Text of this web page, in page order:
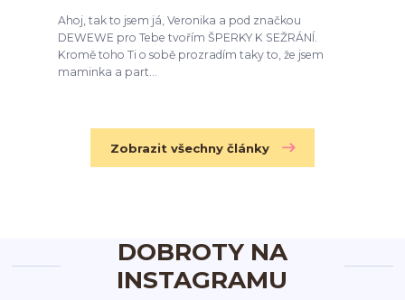
Ahoj, tak to jsem já, Veronika a pod značkou
DEWEWE pro Tebe tvořím ŠPERKY K SEŽRÁNÍ.
Kromě toho Ti o sobě prozradím taky to, že jsem
maminka a part...
Zobrazit všechny články
DOBROTY NA
INSTAGRAMU